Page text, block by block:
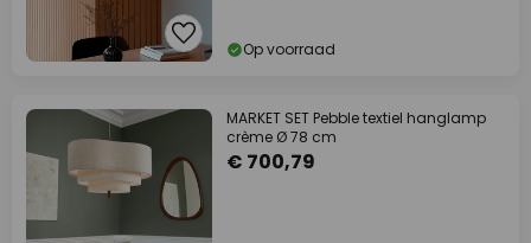
Op voorraad
MARKET SET Pebble textiel hanglamp
crème Ø 78 cm
€ 700,79